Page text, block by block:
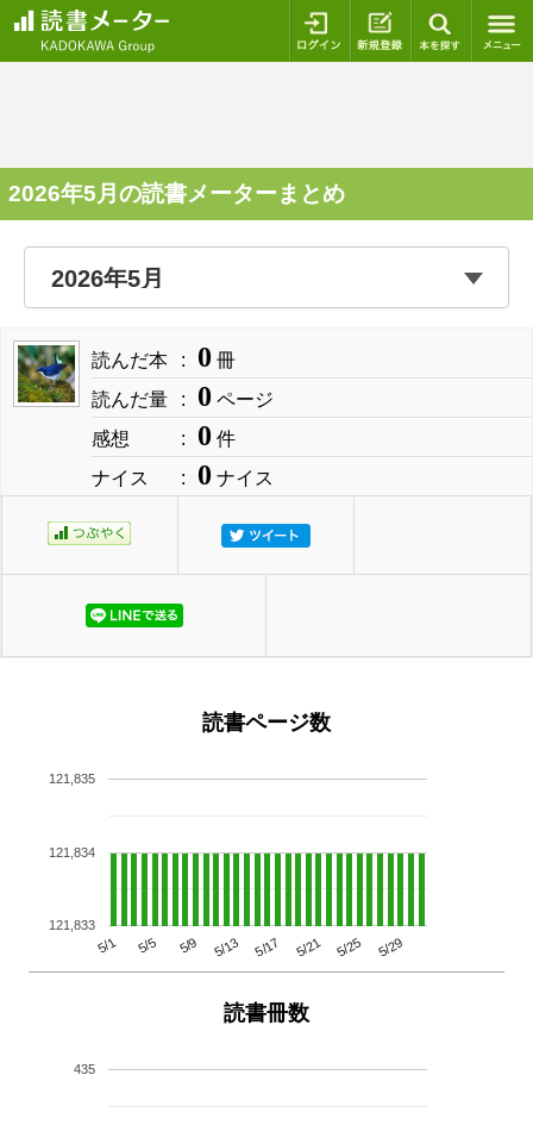
ログイン 新規登録
2026年5月の読書メーターまとめ
読んだ本 0 冊
読んだ量
0 ページ
感想
0 件
ナイス
0 ナイス
読書ページ数
5/1 5/5 5/9 5/13 5/17 5/21 5/25 5/29
121,833
121,834
121,835
読書冊数
435